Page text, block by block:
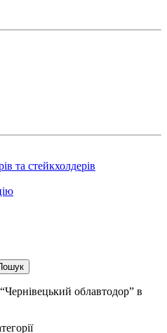
та стейкхолдерів
облавтодор” в